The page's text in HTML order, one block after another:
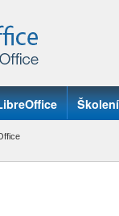
Školení